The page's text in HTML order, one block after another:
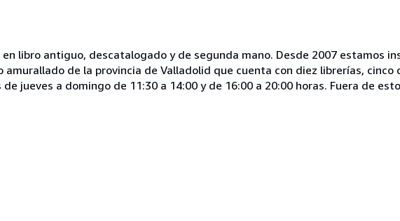
libro antiguo, descatalogado y de segunda mano. Desde 2007 estamos
amurallado de la provincia de Valladolid que cuenta con diez librerías, cinco
jueves a domingo de 11:30 a 14:00 y de 16:00 a 20:00 horas. Fuera de